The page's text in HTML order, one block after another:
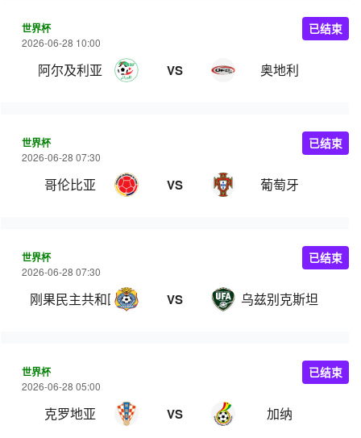
世界杯
2026-06-28 10:00
阿尔及利亚 VS 奥地利
已结束
世界杯
2026-06-28 07:30
哥伦比亚 VS 葡萄牙
已结束
世界杯
2026-06-28 07:30
刚果民主共和国 VS 乌兹别克斯坦
已结束
世界杯
2026-06-28 05:00
克罗地亚 VS 加纳
已结束